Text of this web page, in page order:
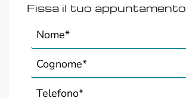
Fissa il tuo appuntamento